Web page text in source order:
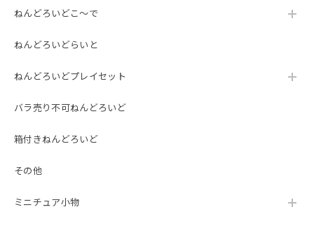
ねんどろいどこ～で
ねんどろいどらいと
ねんどろいどプレイセット
バラ売り不可ねんどろいど
箱付きねんどろいど
その他
ミニチュア小物